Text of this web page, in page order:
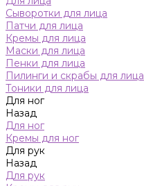
Сыворотки для лица
Патчи для лица
Кремы для лица
Маски для лица
Пенки для лица
Пилинги и скрабы для лица
Тоники для лица
Для ног
Назад
Для ног
Кремы для ног
Для рук
Назад
Для рук